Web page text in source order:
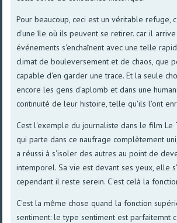
Pour beaucoup, ceci est un véritable refuge,
d'une île où ils peuvent se retirer. car il
événements s'enchaînent avec une telle
climat de bouleversement et de chaos, que
capable d'en garder une trace. Et la seule
encore les gens d'aplomb et dans une
continuité de leur histoire, telle qu'ils l'ont
Cest l'exemple du journaliste dans le film Le
qui parte dans ce naufrage complètement
a réussi à s'isoler des autres au point de
intemporel. Sa vie est devant ses yeux, elle
cependant il reste serein. C'est celà la
C'est la même chose quand la fonction
sentiment: le type sentiment est parfaitemnt